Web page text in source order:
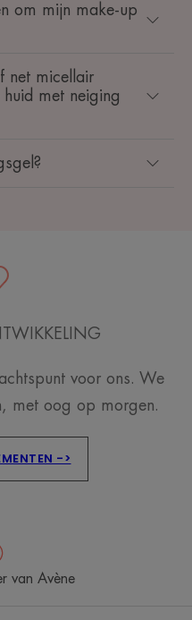
om mijn make-up
net micellair
met neiging
voor ons. We
met oog op morgen.
->
van Avène